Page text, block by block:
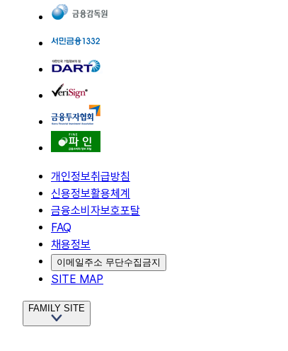
개인정보취급방침
신용정보활용체계
금융소비자보호포탈
FAQ
채용정보
이메일주소 무단수집금지
SITE MAP
FAMILY SITE